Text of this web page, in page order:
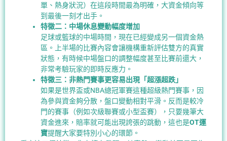
單、熱身狀況）在這段時間最為明確，大資金傾向等
到最後一刻才出手。
特徵二：中場休息變動幅度增加
足球或籃球的中場時間，現在已經變成另一個資金熱
區。上半場的比賽內容會讓機構重新評估雙方的真實
狀態，有時候中場盤口的調整幅度甚至比賽前還大，
非常考驗玩家的即時反應力。
特徵三：非熱門賽事更容易出現「超漲超跌」
如果是世界盃或NBA總冠軍賽這種超級熱門賽事，因
為參與資金夠分散，盤口變動相對平滑。反而是較冷
門的賽事（例如次級聯賽或小型盃賽），只要幾筆大
資金進來，賠率就可能出現誇張的跳動，這也是OT運
寶提醒大家要特別小心的環節。